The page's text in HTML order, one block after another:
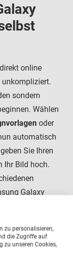
direkt online
sondern
Wählen
oder
automatisch
Sie Ihren
Ihr Bild hoch.
Galaxy
Wünschen und
Schutzhüllen
zu personalisieren,
die Zugriffe auf
zu unseren Cookies,